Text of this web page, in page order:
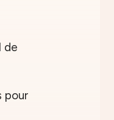
de
pour